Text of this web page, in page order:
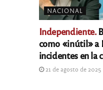
NACIONAL
Independiente.
como «inútil» a
incidentes en la
21 de agosto de 2025